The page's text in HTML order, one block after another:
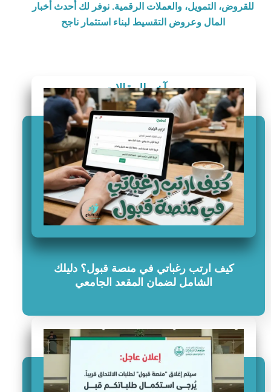
للقروض، التمويل، والعملات الرقمية. نوفر لك أحدث أخبار
المال وعروض التقسيط لبناء استثمار ناجح
آخر المقالات
كيف ارتب رغباتي في منصة قبول؟ دليلك
الشامل لضمان المقعد الجامعي